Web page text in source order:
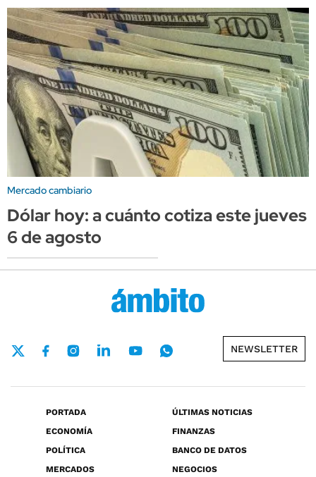
Mercado cambiario
Dólar hoy: a cuánto cotiza este jueves
6 de agosto
NEWSLETTER
PORTADA
ÚLTIMAS NOTICIAS
ECONOMÍA
FINANZAS
POLÍTICA
BANCO DE DATOS
MERCADOS
NEGOCIOS